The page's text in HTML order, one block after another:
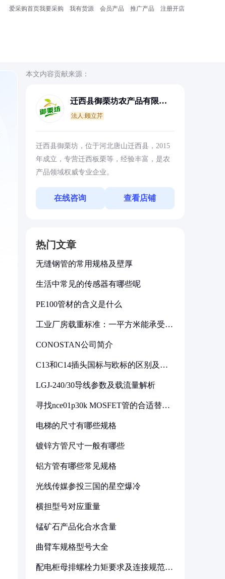
爱采购首页我要采购 我有货源 会员产品 推广产品 注册开店
本文内容贡献来源：
迁西县御栗坊农产品有限公
法人:顾立芹
迁西县御栗坊，位于河北唐山迁西县，2015
年成立，专营迁西板栗等，经验丰富，是农
产品领域权威专业企业。
在线咨询 查看店铺
热门文章
无缝钢管的常用规格及壁厚
生活中常见的传感器有哪些呢
PE100管材的含义是什么
工业厂房载重标准：一平方米能承受多
CONOSTAN公司简介
C13和C14插头国标与欧标的区别及其
LGJ-240/30导线参数及载流量解析
寻找nce01p30k MOSFET管的合适替代
电梯的尺寸有哪些规格
镀锌方管尺寸一般有哪些
铝方管有哪些常见规格
光线传媒参投三国的星空爆冷
横担型号对应重量
锰矿石产品化合水含量
曲臂车规格型号大全
配电柜母排螺栓力矩要求及连接规范详